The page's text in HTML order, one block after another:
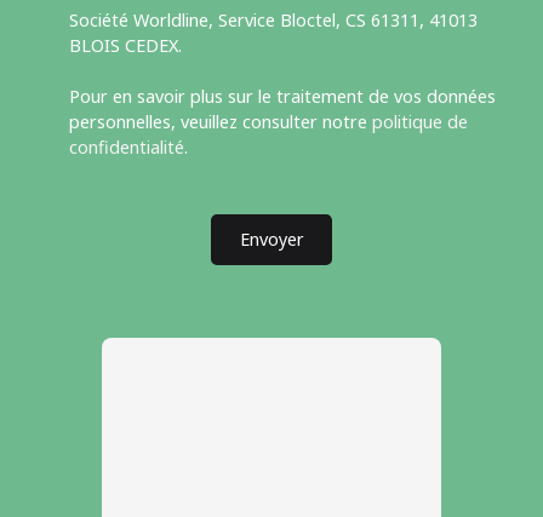
Société Worldline, Service Bloctel, CS 61311, 41013
BLOIS CEDEX.
Pour en savoir plus sur le traitement de vos données
personnelles, veuillez consulter notre politique de
confidentialité.
Envoyer